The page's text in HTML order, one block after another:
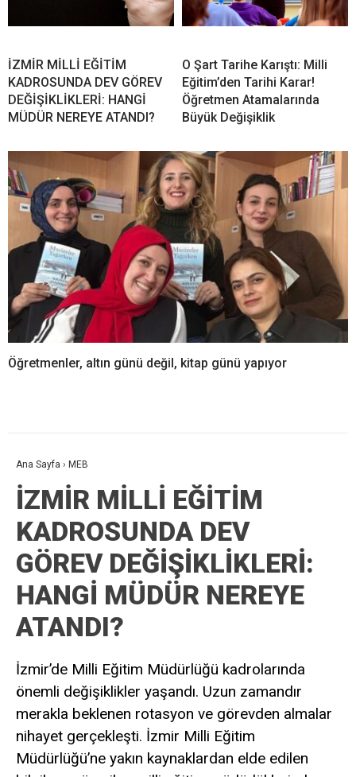
İZMİR MİLLİ EĞİTİM
KADROSUNDA DEV GÖREV
DEĞİŞİKLİKLERİ: HANGİ
MÜDÜR NEREYE ATANDI?
O Şart Tarihe Karıştı: Milli
Eğitim’den Tarihi Karar!
Öğretmen Atamalarında
Büyük Değişiklik
Öğretmenler, altın günü değil, kitap günü yapıyor
Ana Sayfa › MEB
İZMİR MİLLİ EĞİTİM
KADROSUNDA DEV
GÖREV DEĞİŞİKLİKLERİ:
HANGİ MÜDÜR NEREYE
ATANDI?
İzmir’de Milli Eğitim Müdürlüğü kadrolarında
önemli değişiklikler yaşandı. Uzun zamandır
merakla beklenen rotasyon ve görevden almalar
nihayet gerçekleşti. İzmir Milli Eğitim
Müdürlüğü’ne yakın kaynaklardan elde edilen